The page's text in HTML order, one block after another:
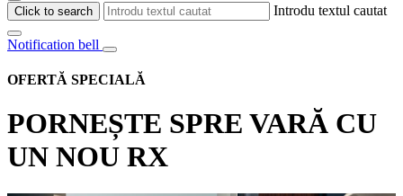
Click to search Introdu textul cautat
Notification bell
OFERTĂ SPECIALĂ
PORNEȘTE SPRE VARĂ CU
UN NOU RX